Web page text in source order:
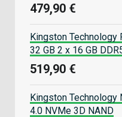
479,90 €
Kingston Technology
32 GB 2 x 16 GB
519,90 €
Kingston Technology
4.0 NVMe 3D NAND